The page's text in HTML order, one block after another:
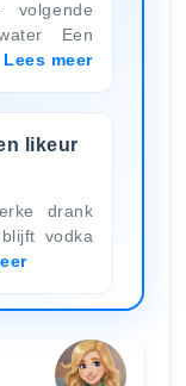
Een
Lees meer
likeur
drank
vodka